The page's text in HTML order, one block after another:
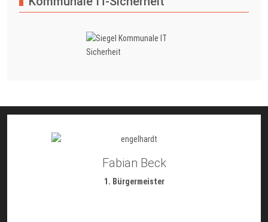
Fabian Beck
1. Bürgermeister